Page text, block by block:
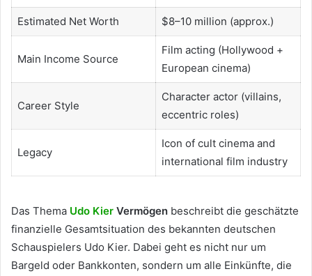
Estimated Net Worth $8–10 million (approx.)
Main Income Source
Film acting (Hollywood +
European cinema)
Career Style
Character actor (villains,
eccentric roles)
Legacy
Icon of cult cinema and
international film industry
Das Thema Udo Kier Vermögen beschreibt die geschätzte
finanzielle Gesamtsituation des bekannten deutschen
Schauspielers Udo Kier. Dabei geht es nicht nur um
Bargeld oder Bankkonten, sondern um alle Einkünfte, die